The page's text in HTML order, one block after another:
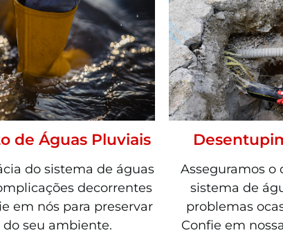
de Águas Pluviais
do sistema de águas
decorrentes
em nós para preservar
seu ambiente.
Asseguramos
sistema de
problemas
Confie em